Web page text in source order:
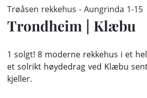
Trøåsen rekkehus - Aungrinda 1-15
Trondheim | Klæbu
1 solgt! 8 moderne rekkehus i et
et solrikt høydedrag ved Klæbu
kjeller.